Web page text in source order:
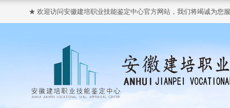
★ 欢迎访问安徽建培职业技能鉴定中心官方网站，我们将竭诚为您